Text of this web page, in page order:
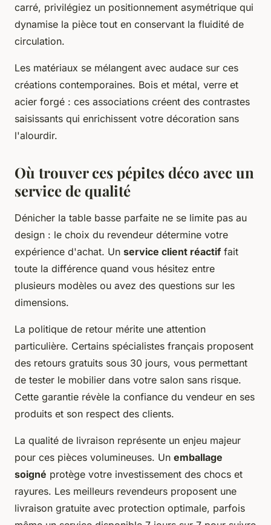
carré, privilégiez un positionnement asymétrique qui
dynamise la pièce tout en conservant la fluidité de
circulation.
Les matériaux se mélangent avec audace sur ces
créations contemporaines. Bois et métal, verre et
acier forgé : ces associations créent des contrastes
saisissants qui enrichissent votre décoration sans
l'alourdir.
Où trouver ces pépites déco avec un
service de qualité
Dénicher la table basse parfaite ne se limite pas au
design : le choix du revendeur détermine votre
expérience d'achat. Un service client réactif fait
toute la différence quand vous hésitez entre
plusieurs modèles ou avez des questions sur les
dimensions.
La politique de retour mérite une attention
particulière. Certains spécialistes français proposent
des retours gratuits sous 30 jours, vous permettant
de tester le mobilier dans votre salon sans risque.
Cette garantie révèle la confiance du vendeur en ses
produits et son respect des clients.
La qualité de livraison représente un enjeu majeur
pour ces pièces volumineuses. Un emballage
soigné protège votre investissement des chocs et
rayures. Les meilleurs revendeurs proposent une
livraison gratuite avec protection optimale, parfois